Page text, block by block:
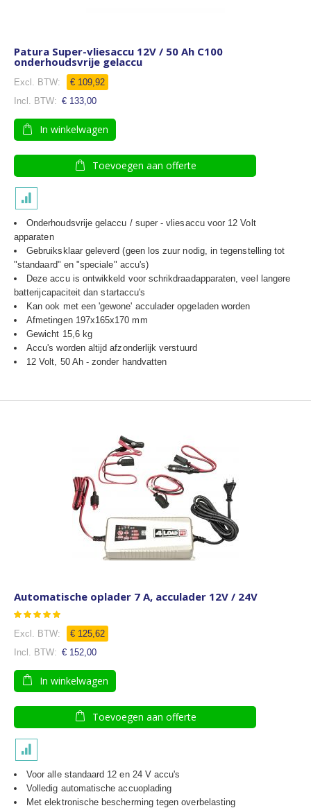
Patura Super-vliesaccu 12V / 50 Ah C100
onderhoudsvrije gelaccu
€ 109,92
€ 133,00
In winkelwagen
Toevoegen aan offerte
Onderhoudsvrije gelaccu / super - vliesaccu voor 12 Volt
apparaten
Gebruiksklaar geleverd (geen los zuur nodig, in tegenstelling tot
"standaard" en "speciale" accu's)
Deze accu is ontwikkeld voor schrikdraadapparaten, veel langere
batterijcapaciteit dan startaccu's
Kan ook met een 'gewone' acculader opgeladen worden
Afmetingen 197x165x170 mm
Gewicht 15,6 kg
Accu's worden altijd afzonderlijk verstuurd
12 Volt, 50 Ah - zonder handvatten
Automatische oplader 7 A, acculader 12V / 24V
Waardering:
93
100
€ 125,62
€ 152,00
In winkelwagen
Toevoegen aan offerte
Voor alle standaard 12 en 24 V accu's
Volledig automatische accuoplading
Met elektronische bescherming tegen overbelasting